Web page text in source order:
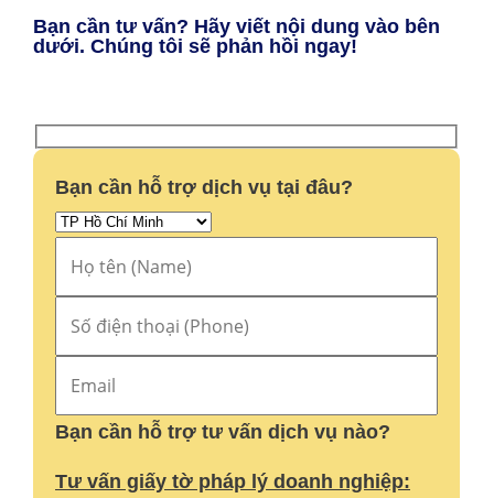
Bạn cần tư vấn? Hãy viết nội dung vào bên
dưới. Chúng tôi sẽ phản hồi ngay!
Bạn cần hỗ trợ dịch vụ tại đâu?
Bạn cần hỗ trợ tư vấn dịch vụ nào?
Tư vấn giấy tờ pháp lý doanh nghiệp: